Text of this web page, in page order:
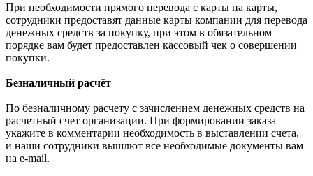
При необходимости прямого перевода с карты на карты,
сотрудники предоставят данные карты компании для перевода
денежных средств за покупку, при этом в обязательном
порядке вам будет предоставлен кассовый чек о совершении
покупки.
Безналичный расчёт
По безналичному расчету с зачислением денежных средств на
расчетный счет организации. При формировании заказа
укажите в комментарии необходимость в выставлении счета,
и наши сотрудники вышлют все необходимые документы вам
на e-mail.